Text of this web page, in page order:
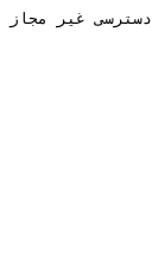
دسترسی غیر مجاز